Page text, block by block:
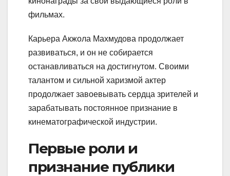
фильмах.
Карьера Акжола Махмудова продолжает
развиваться, и он не собирается
останавливаться на достигнутом. Своими
талантом и сильной харизмой актер
продолжает завоевывать сердца зрителей и
зарабатывать постоянное признание в
кинематографической индустрии.
Первые роли и
признание публики